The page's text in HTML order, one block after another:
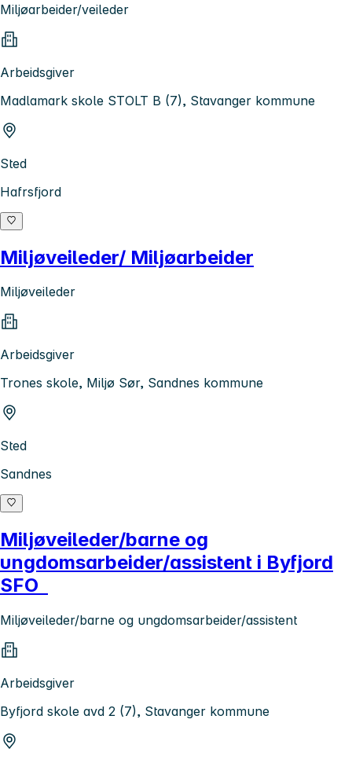
Miljøarbeider/veileder
Arbeidsgiver
Madlamark skole STOLT B (7), Stavanger kommune
Sted
Hafrsfjord
Miljøveileder/ Miljøarbeider
Miljøveileder
Arbeidsgiver
Trones skole, Miljø Sør, Sandnes kommune
Sted
Sandnes
Miljøveileder/barne og
ungdomsarbeider/assistent i Byfjord
SFO
Miljøveileder/barne og ungdomsarbeider/assistent
Arbeidsgiver
Byfjord skole avd 2 (7), Stavanger kommune